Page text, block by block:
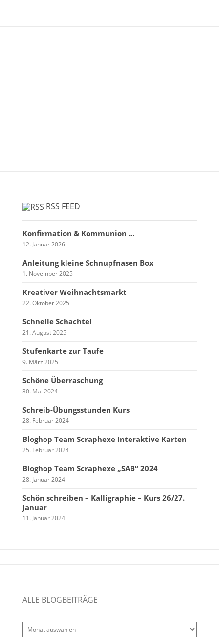
RSS FEED
Konfirmation & Kommunion …
12. Januar 2026
Anleitung kleine Schnupfnasen Box
1. November 2025
Kreativer Weihnachtsmarkt
22. Oktober 2025
Schnelle Schachtel
21. August 2025
Stufenkarte zur Taufe
9. März 2025
Schöne Überraschung
30. Mai 2024
Schreib-Übungsstunden Kurs
28. Februar 2024
Bloghop Team Scraphexe Interaktive Karten
25. Februar 2024
Bloghop Team Scraphexe „SAB“ 2024
28. Januar 2024
Schön schreiben – Kalligraphie – Kurs 26/27.
Januar
11. Januar 2024
ALLE BLOGBEITRÄGE
Alle
Blogbeiträge